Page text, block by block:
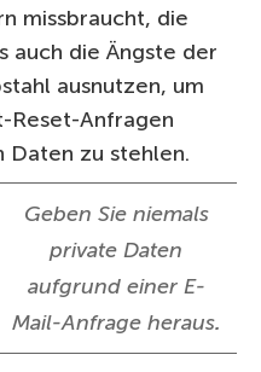
missbraucht, die
auch die Ängste der
ausnutzen, um
Reset-Anfragen
Daten zu stehlen.
Geben Sie niemals
private Daten
aufgrund einer E-
Mail-Anfrage heraus.